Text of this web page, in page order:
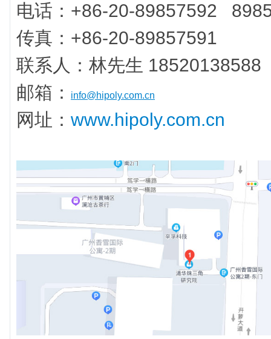
电话：+86-20-89857592
传真：+86-20-89857591
联系人：林先生 18520138588
邮箱：
info@hipoly.com.cn
网址： www.hipoly.com.cn